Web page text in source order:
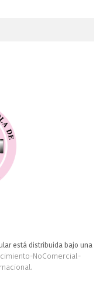
está distribuida bajo una
NoComercial-
.